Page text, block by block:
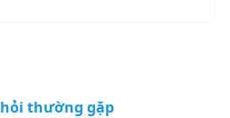
hỏi thường gặp